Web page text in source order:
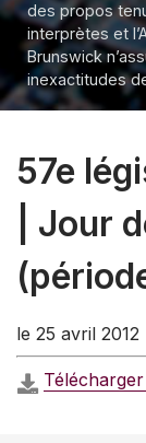
des propos
interprètes et
Brunswick
inexactitudes
57e
| Jour
le 25 avril 2012